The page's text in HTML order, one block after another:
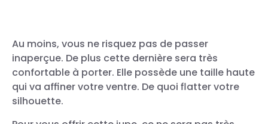
Au moins, vous ne risquez pas de passer
inaperçue. De plus cette dernière sera très
confortable à porter. Elle possède une taille haute
qui va affiner votre ventre. De quoi flatter votre
silhouette.